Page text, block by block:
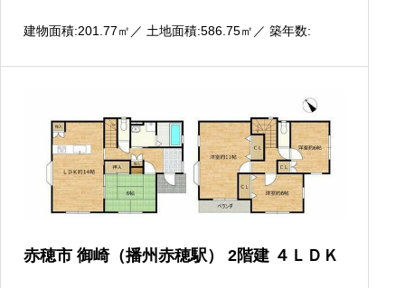
建物面積:201.77㎡ ／ 土地面積:586.75㎡ ／ 築年数:
赤穂市 御崎（播州赤穂駅） 2階建 ４ＬＤＫ